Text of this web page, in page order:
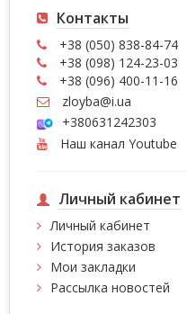
Контакты
+38 (050) 838-84-74
+38 (098) 124-23-03
+38 (096) 400-11-16
zloyba@i.ua
+380631242303
Наш канал Youtube
Личный кабинет
Личный кабинет
История заказов
Мои закладки
Рассылка новостей